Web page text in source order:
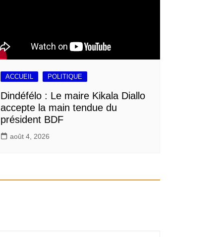
ACCUEIL POLITIQUE
Dindéfélo : Le maire Kikala Diallo
accepte la main tendue du
président BDF
août 4, 2026